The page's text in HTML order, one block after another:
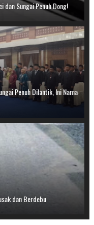
dan Sungai Penuh Dong!
Penuh Dilantik, Ini Nama
dan Berdebu